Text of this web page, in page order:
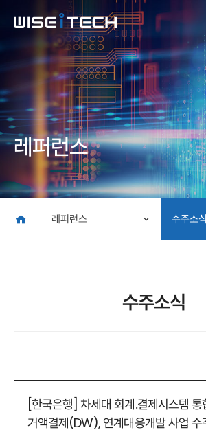
레퍼런스
레퍼런스 수주소식
수주소식
[한국은행] 차세대 회계․결제시스템
거액결제(DW), 연계대응개발 사업 수